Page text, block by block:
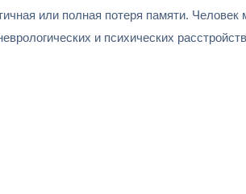
или полная потеря памяти.
и психических